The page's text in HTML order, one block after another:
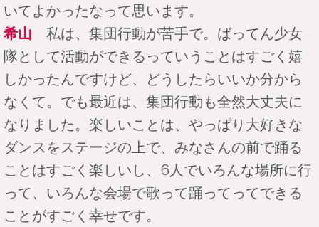
いてよかったなって思います。
希山 私は、集団行動が苦手で。ばってん少女
隊として活動ができるっていうことはすごく嬉
しかったんですけど、どうしたらいいか分から
なくて。でも最近は、集団行動も全然大丈夫に
なりました。楽しいことは、やっぱり大好きな
ダンスをステージの上で、みなさんの前で踊る
ことはすごく楽しいし、6人でいろんな場所に行
って、いろんな会場で歌って踊ってってできる
ことがすごく幸せです。